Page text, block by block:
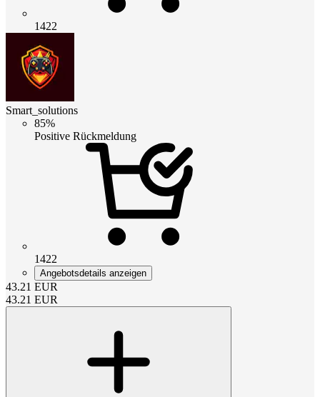
1422
Smart_solutions
85%
Positive Rückmeldung
1422
Angebotsdetails anzeigen
43.21 EUR
43.21 EUR